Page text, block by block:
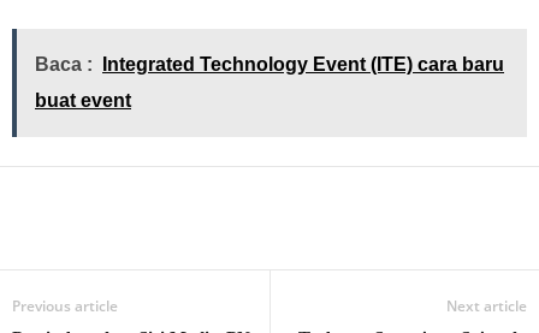
Baca :
Integrated Technology Event (ITE) cara baru
buat event
Previous article Next article